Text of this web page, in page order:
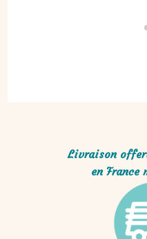
Livraison
en France